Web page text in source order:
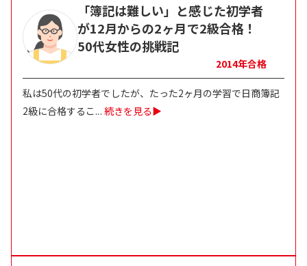
「簿記は難しい」と感じた初学者
が12月からの2ヶ月で2級合格！
50代女性の挑戦記
2014年合格
私は50代の初学者でしたが、たった2ヶ月の学習で日商簿記
2級に合格するこ... 続きを見る▶